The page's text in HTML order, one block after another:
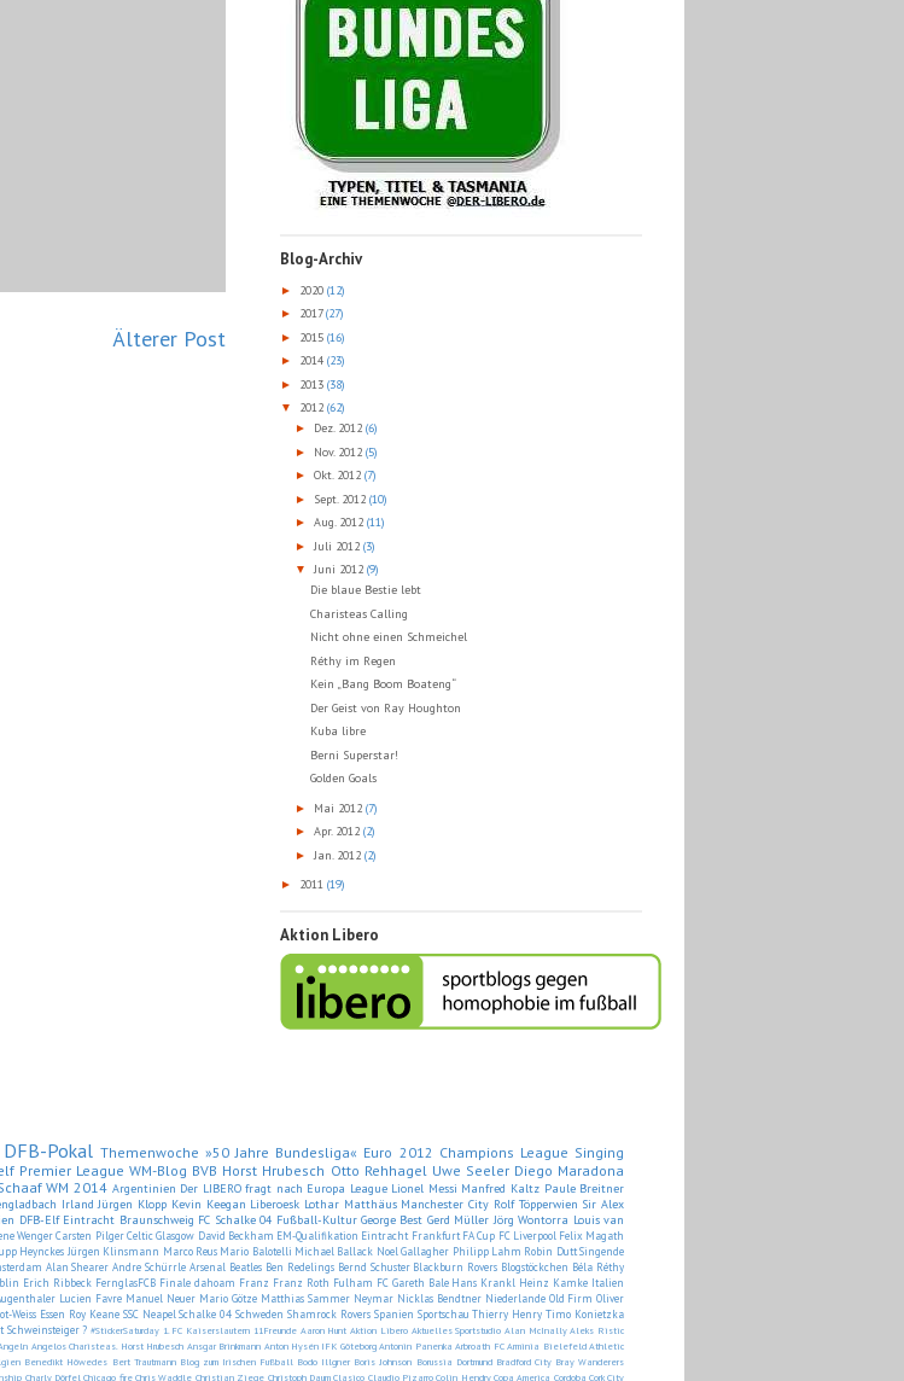
Älterer Post
Blog-Archiv
► 2020 (12)
► 2017(27)
► 2015 (16)
► 2014 (23)
► 2013 (38)
▼ 2012 (62)
► Dez. 2012 (6)
► Nov. 2012 (5)
► Okt. 2012 (7)
► Sept. 2012 (10)
► Aug. 2012 (11)
► Juli 2012 (3)
▼ Juni 2012 (9)
Die blaue Bestie lebt
Charisteas Calling
Nicht ohne einen Schmeichel
Réthy im Regen
Kein „Bang Boom Boateng“
Der Geist von Ray Houghton
Kuba libre
Berni Superstar!
Golden Goals
► Mai 2012 (7)
► Apr. 2012 (2)
► Jan. 2012 (2)
► 2011 (19)
Aktion Libero
DFB-Pokal Themenwoche »50 Jahre Bundesliga« Euro 2012 Champions League Singing
Premier League WM-Blog BVB Horst Hrubesch Otto Rehhagel Uwe Seeler Diego Maradona
WM 2014 Argentinien Der LIBERO fragt nach Europa League Lionel Messi Manfred Kaltz Paule Breitner
Irland Jürgen Klopp Kevin Keegan Liberoesk Lothar Matthäus Manchester City Rolf Töpperwien Sir Alex
DFB-Elf Eintracht Braunschweig FC Schalke 04 Fußball-Kultur George Best Gerd Müller Jörg Wontorra Louis van
Wenger Carsten Pilger Celtic Glasgow David Beckham EM-Qualifikation Eintracht Frankfurt FA Cup FC Liverpool Felix Magath
Heynckes Jürgen Klinsmann Marco Reus Mario Balotelli Michael Ballack Noel Gallagher Philipp Lahm Robin Dutt Singende
Alan Shearer Andre Schürrle Arsenal Beatles Ben Redelings Bernd Schuster Blackburn Rovers Blogstöckchen Béla Réthy
Erich Ribbeck FernglasFCB Finale dahoam Franz Franz Roth Fulham FC Gareth Bale Hans Krankl Heinz Kamke Italien
Lucien Favre Manuel Neuer Mario Götze Matthias Sammer Neymar Nicklas Bendtner Niederlande Old Firm Oliver
Weiss Essen Roy Keane SSC Neapel Schalke 04 Schweden Shamrock Rovers Spanien Sportschau Thierry Henry Timo Konietzka
Schweinsteiger ? #StickerSaturday 1. FC Kaiserslautern 11Freunde Aaron Hunt Aktion Libero Aktuelles Sportstudio Alan McInally Aleks Ristic
Angelos Charisteas. Horst Hrubesch Ansgar Brinkmann Anton Hysén IFK Göteborg Antonin Panenka Arbroath FC Arminia Bielefeld Athletic
Benedikt Höwedes Bert Trautmann Blog zum Irischen Fußball Bodo Illgner Boris Johnson Borussia Dortmund Bradford City Bray Wanderers
Charly Dörfel Chicago fire Chris Waddle Christian Ziege Christoph Daum Clasico Claudio Pizarro Colin Hendry Copa America Cordoba Cork City